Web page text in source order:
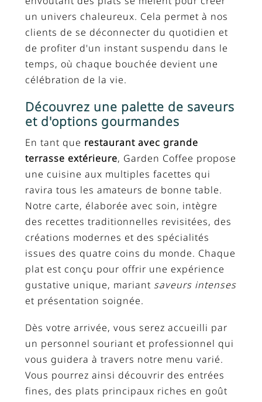
un univers chaleureux. Cela permet à nos
clients de se déconnecter du quotidien et
de profiter d'un instant suspendu dans le
temps, où chaque bouchée devient une
célébration de la vie.
Découvrez une palette de saveurs
et d'options gourmandes
En tant que restaurant avec grande
terrasse extérieure, Garden Coffee propose
une cuisine aux multiples facettes qui
ravira tous les amateurs de bonne table.
Notre carte, élaborée avec soin, intègre
des recettes traditionnelles revisitées, des
créations modernes et des spécialités
issues des quatre coins du monde. Chaque
plat est conçu pour offrir une expérience
gustative unique, mariant saveurs intenses
et présentation soignée.
Dès votre arrivée, vous serez accueilli par
un personnel souriant et professionnel qui
vous guidera à travers notre menu varié.
Vous pourrez ainsi découvrir des entrées
fines, des plats principaux riches en goût